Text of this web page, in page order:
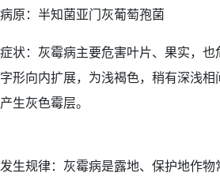
病原：半知菌亚门灰葡萄孢菌
症状：灰霉病主要危害叶片、果实，也
字形向内扩展，为浅褐色，稍有深浅
产生灰色霉层。
发生规律：灰霉病是露地、保护地作